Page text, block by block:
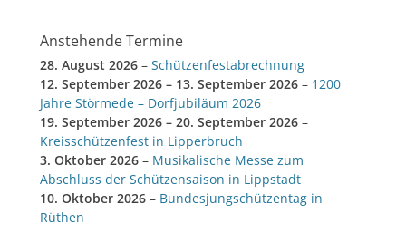
Anstehende Termine
28. August 2026 – Schützenfestabrechnung
12. September 2026 – 13. September 2026 – 1200
Jahre Störmede – Dorfjubiläum 2026
19. September 2026 – 20. September 2026 –
Kreisschützenfest in Lipperbruch
3. Oktober 2026 – Musikalische Messe zum
Abschluss der Schützensaison in Lippstadt
10. Oktober 2026 – Bundesjungschützentag in
Rüthen